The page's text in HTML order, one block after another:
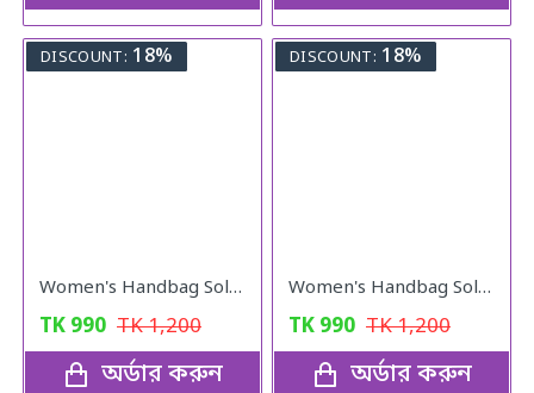
DISCOUNT: 18%
Women's Handbag Solid ( black colour )
TK 990 TK1,200
অর্ডার করুন
DISCOUNT: 18%
Women's Handbag Solid ( Red colour )
TK 990 TK1,200
অর্ডার করুন